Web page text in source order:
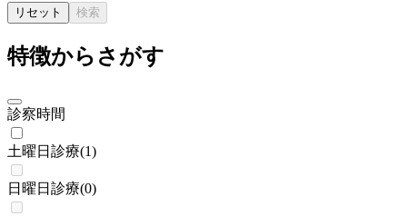
リセット 検索
特徴からさがす
診察時間
土曜日診療(1)
日曜日診療(0)